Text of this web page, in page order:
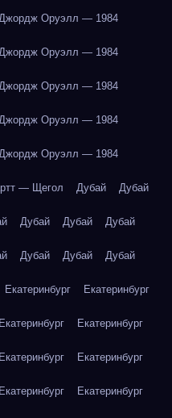
Оруэлл — 1984
Оруэлл — 1984
Оруэлл — 1984
Оруэлл — 1984
Оруэлл — 1984
— Щегол Дубай Дубай
Дубай Дубай Дубай
Дубай Дубай Дубай
Екатеринбург Екатеринбург
Екатеринбург Екатеринбург
Екатеринбург Екатеринбург
Екатеринбург Екатеринбург